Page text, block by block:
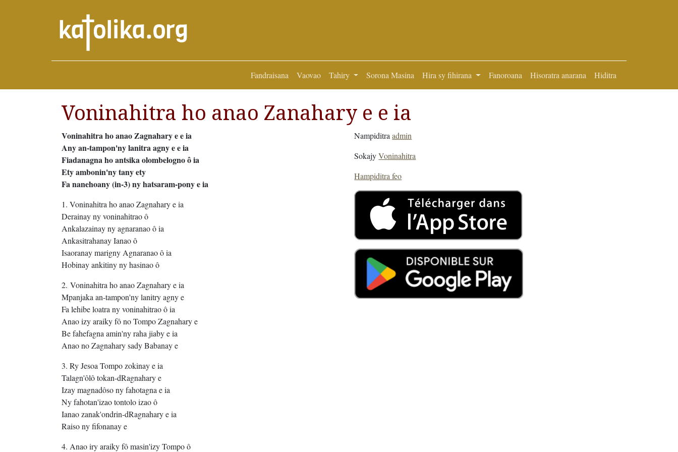
Fandraisana Vaovao Tahiry Sorona Masina Hira sy fihirana Fanoroana Hisoratra anarana Hiditra
Voninahitra ho anao Zanahary e e ia
Voninahitra ho anao Zagnahary e e ia
Any an-tampon'ny lanitra agny e e ia
Fiadanagna ho antsika olombelogno ô ia
Ety ambonin'ny tany ety
Fa nanehoany (in-3) ny hatsaram-pony e ia
1. Voninahitra ho anao Zagnahary e ia
Derainay ny voninahitrao ô
Ankalazainay ny agnaranao ô ia
Ankasitrahanay Ianao ô
Isaoranay marigny Agnaranao ô ia
Hobinay ankitiny ny hasinao ô
2. Voninahitra ho anao Zagnahary e ia
Mpanjaka an-tampon'ny lanitry agny e
Fa lehibe loatra ny voninahitrao ô ia
Anao izy araiky fô no Tompo Zagnahary e
Be fahefagna amin'ny raha jiaby e ia
Anao no Zagnahary sady Babanay e
3. Ry Jesoa Tompo zokinay e ia
Talagn'ôlô tokan-dRagnahary e
Izay magnadôso ny fahotagna e ia
Ny fahotan'izao tontolo izao ô
Ianao zanak'ondrin-dRagnahary e ia
Raiso ny fifonanay e
4. Anao iry araiky fô masin'izy Tompo ô
Nampiditraadmin
SokajyVoninahitra
Hampiditra feo